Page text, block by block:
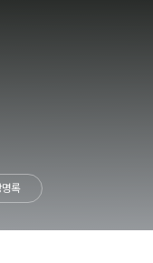
명록